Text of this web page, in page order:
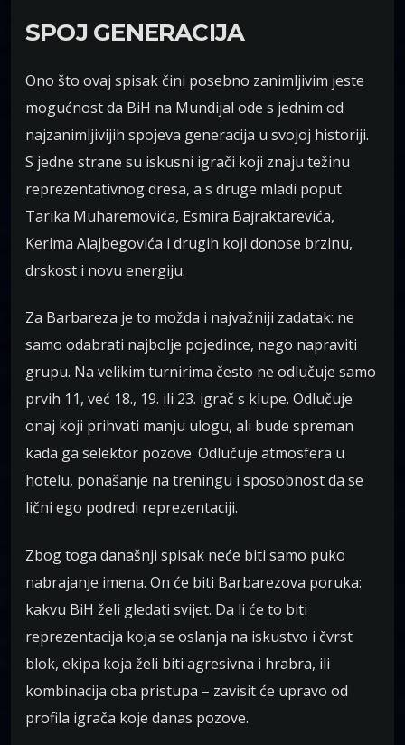
SPOJ GENERACIJA
Ono što ovaj spisak čini posebno zanimljivim jeste
mogućnost da BiH na Mundijal ode s jednim od
najzanimljivijih spojeva generacija u svojoj historiji.
S jedne strane su iskusni igrači koji znaju težinu
reprezentativnog dresa, a s druge mladi poput
Tarika Muharemovića, Esmira Bajraktarevića,
Kerima Alajbegovića i drugih koji donose brzinu,
drskost i novu energiju.
Za Barbareza je to možda i najvažniji zadatak: ne
samo odabrati najbolje pojedince, nego napraviti
grupu. Na velikim turnirima često ne odlučuje samo
prvih 11, već 18., 19. ili 23. igrač s klupe. Odlučuje
onaj koji prihvati manju ulogu, ali bude spreman
kada ga selektor pozove. Odlučuje atmosfera u
hotelu, ponašanje na treningu i sposobnost da se
lični ego podredi reprezentaciji.
Zbog toga današnji spisak neće biti samo puko
nabrajanje imena. On će biti Barbarezova poruka:
kakvu BiH želi gledati svijet. Da li će to biti
reprezentacija koja se oslanja na iskustvo i čvrst
blok, ekipa koja želi biti agresivna i hrabra, ili
kombinacija oba pristupa – zavisit će upravo od
profila igrača koje danas pozove.